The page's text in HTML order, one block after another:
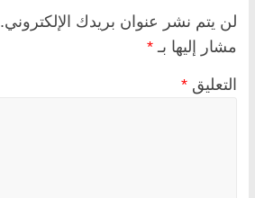
لن يتم نشر عنوان بريدك الإلكتروني.
مشار إليها بـ *
التعليق *